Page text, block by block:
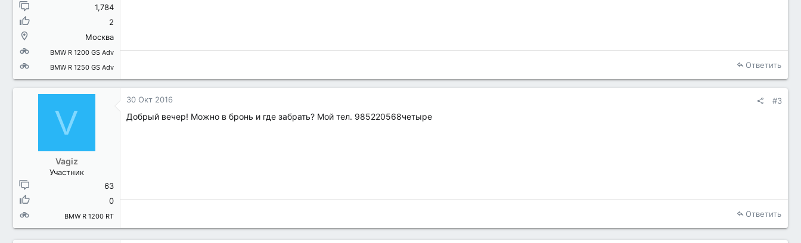
1,784
2
Москва
BMW R 1200 GS Adv
BMW R 1250 GS Adv
Ответить
V
Vagiz
Участник
63
0
BMW R 1200 RT
30 Окт 2016 #3
Добрый вечер! Можно в бронь и где забрать? Мой тел. 985220568четыре
Ответить